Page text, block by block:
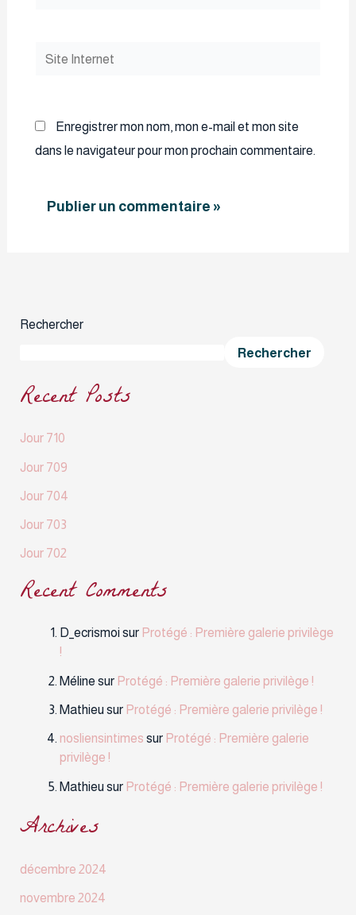
Site
Enregistrer mon nom, mon e-mail et mon site
dans le navigateur pour mon prochain commentaire.
Rechercher
Rechercher
Recent Posts
Jour 710
Jour 709
Jour 704
Jour 703
Jour 702
Recent Comments
D_ecrismoisur Protégé : Première galerie privilège
!
Méline sur Protégé : Première galerie privilège !
Mathieu sur Protégé : Première galerie privilège !
nosliensintimes sur Protégé : Première galerie
privilège !
Mathieu sur Protégé : Première galerie privilège !
Archives
décembre 2024
novembre 2024